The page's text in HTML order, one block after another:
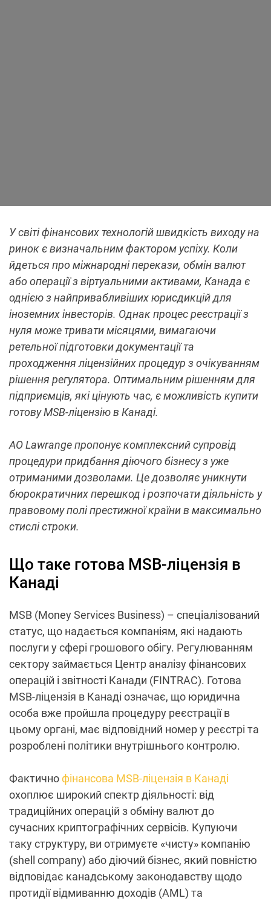
У світі фінансових технологій швидкість виходу на
ринок є визначальним фактором успіху. Коли
йдеться про міжнародні перекази, обмін валют
або операції з віртуальними активами, Канада є
однією з найпривабливіших юрисдикцій для
іноземних інвесторів. Однак процес реєстрації з
нуля може тривати місяцями, вимагаючи
ретельної підготовки документації та
проходження ліцензійних процедур з очікуванням
рішення регулятора. Оптимальним рішенням для
підприємців, які цінують час, є можливість купити
готову MSB-ліцензію в Канаді.
АО Lawrange пропонує комплексний супровід
процедури придбання діючого бізнесу з уже
отриманими дозволами. Це дозволяє уникнути
бюрократичних перешкод і розпочати діяльність у
правовому полі престижної країни в максимально
стислі строки.
Що таке готова MSB-ліцензія в
Канаді
MSB (Money Services Business) – спеціалізований
статус, що надається компаніям, які надають
послуги у сфері грошового обігу. Регулюванням
сектору займається Центр аналізу фінансових
операцій і звітності Канади (FINTRAC). Готова
MSB-ліцензія в Канаді означає, що юридична
особа вже пройшла процедуру реєстрації в
цьому органі, має відповідний номер у реєстрі та
розроблені політики внутрішнього контролю.
Фактично фінансова MSB-ліцензія в Канаді
охоплює широкий спектр діяльності: від
традиційних операцій з обміну валют до
сучасних криптографічних сервісів. Купуючи
таку структуру, ви отримуєте «чисту» компанію
(shell company) або діючий бізнес, який повністю
відповідає канадському законодавству щодо
протидії відмиванню доходів (AML) та